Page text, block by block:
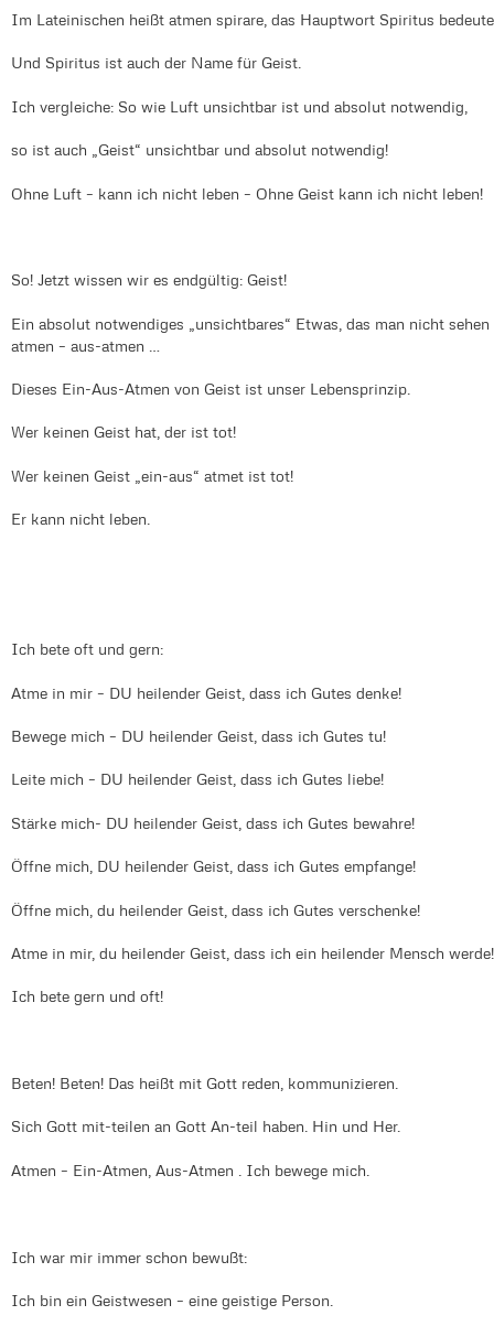
Im Lateinischen heißt atmen spirare, das Hauptwort Spiritus
Und Spiritus ist auch der Name für Geist.
Ich vergleiche: So wie Luft unsichtbar ist und absolut notwendig,
so ist auch „Geist“ unsichtbar und absolut notwendig!
Ohne Luft – kann ich nicht leben – Ohne Geist kann ich nicht leben!
So! Jetzt wissen wir es endgültig: Geist!
Ein absolut notwendiges „unsichtbares“ Etwas, das man nicht
atmen – aus-atmen …
Dieses Ein-Aus-Atmen von Geist ist unser Lebensprinzip.
Wer keinen Geist hat, der ist tot!
Wer keinen Geist „ein-aus“ atmet ist tot!
Er kann nicht leben.
Ich bete oft und gern:
Atme in mir – DU heilender Geist, dass ich Gutes denke!
Bewege mich – DU heilender Geist, dass ich Gutes tu!
Leite mich – DU heilender Geist, dass ich Gutes liebe!
Stärke mich- DU heilender Geist, dass ich Gutes bewahre!
Öffne mich, DU heilender Geist, dass ich Gutes empfange!
Öffne mich, du heilender Geist, dass ich Gutes verschenke!
Atme in mir, du heilender Geist, dass ich ein heilender Mensch werde!
Ich bete gern und oft!
Beten! Beten! Das heißt mit Gott reden, kommunizieren.
Sich Gott mit-teilen an Gott An-teil haben. Hin und Her.
Atmen – Ein-Atmen, Aus-Atmen . Ich bewege mich.
Ich war mir immer schon bewußt:
Ich bin ein Geistwesen – eine geistige Person.